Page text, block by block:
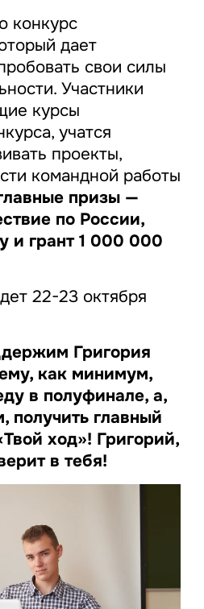
конкурс
дает
свои силы
Участники
курсы
учатся
проекты,
командной работы
призы —
по России,
и грант 1 000 000
22-23 октября
Григория
как минимум,
в полуфинале, а,
получить главный
ход»! Григорий,
в тебя!